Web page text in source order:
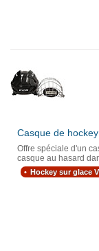
Casque de
Offre spéciale d'un
casque au hasard
Hockey sur glace